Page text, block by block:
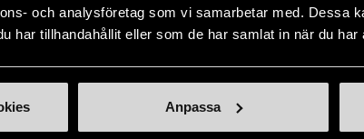
och analysföretag som vi samarbetar med. Dessa
har tillhandahållit eller som de har samlat in när du har
Anpassa